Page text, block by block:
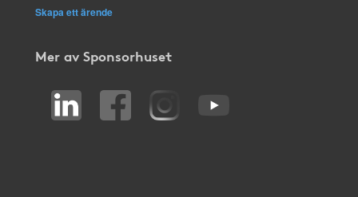
Skapa ett ärende
Mer av Sponsorhuset